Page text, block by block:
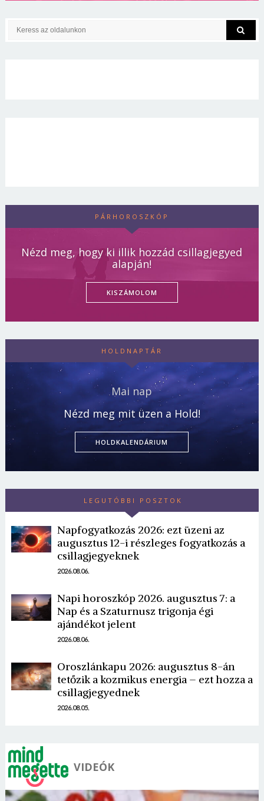
PÁRHOROSZKÓP
Nézd meg, hogy ki illik hozzád csillagjegyed
alapján!
KISZÁMOLOM
HOLDNAPTÁR
Mai nap
Nézd meg mit üzen a Hold!
HOLDKALENDÁRIUM
LEGUTÓBBI POSZTOK
Napfogyatkozás 2026: ezt üzeni az
augusztus 12-i részleges fogyatkozás a
csillagjegyeknek
2026.08.06.
Napi horoszkóp 2026. augusztus 7: a
Nap és a Szaturnusz trigonja égi
ajándékot jelent
2026.08.06.
Oroszlánkapu 2026: augusztus 8-án
tetőzik a kozmikus energia – ezt hozza a
csillagjegyednek
2026.08.05.
VIDEÓK